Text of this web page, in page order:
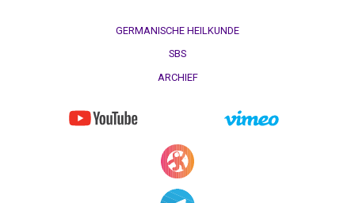
GERMANISCHE HEILKUNDE
SBS
ARCHIEF